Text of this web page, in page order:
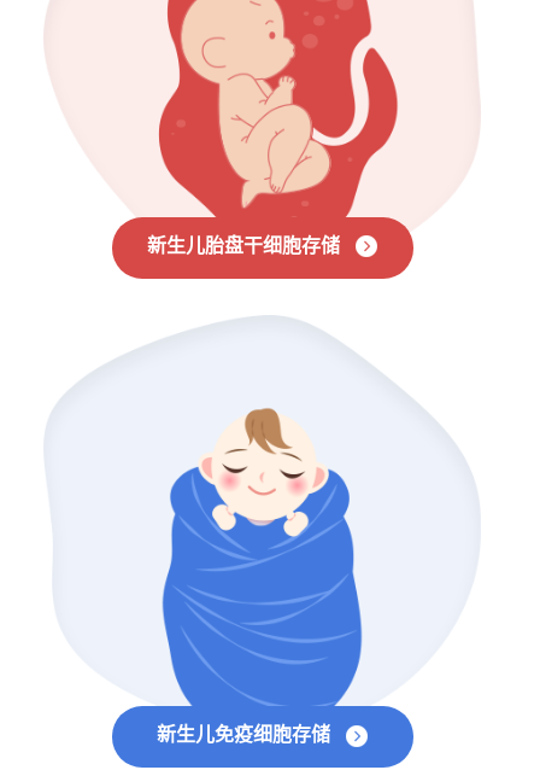
新生儿胎盘干细胞存储
新生儿免疫细胞存储